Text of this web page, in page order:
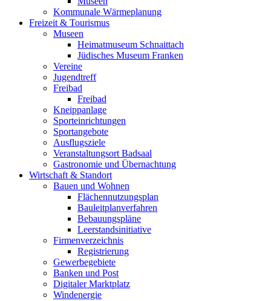
Kommunale Wärmeplanung
Freizeit & Tourismus
Museen
Heimatmuseum Schnaittach
Jüdisches Museum Franken
Vereine
Jugendtreff
Freibad
Freibad
Kneippanlage
Sporteinrichtungen
Sportangebote
Ausflugsziele
Veranstaltungsort Badsaal
Gastronomie und Übernachtung
Wirtschaft & Standort
Bauen und Wohnen
Flächennutzungsplan
Bauleitplanverfahren
Bebauungspläne
Leerstandsinitiative
Firmenverzeichnis
Registrierung
Gewerbegebiete
Banken und Post
Digitaler Marktplatz
Windenergie